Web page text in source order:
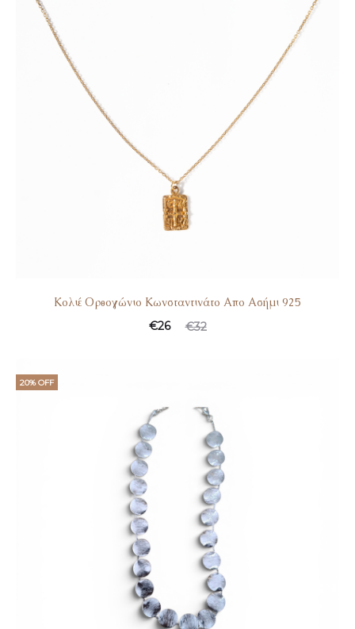
Κολιέ Ορθογώνιο Κωνσταντινάτο Απο Ασήμι 925
€32
€26
20% OFF